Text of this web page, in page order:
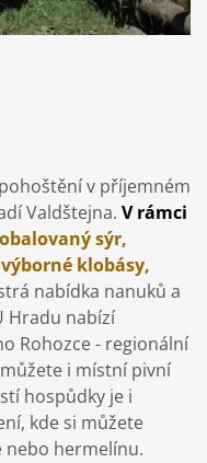
v příjemném
Valdštejna. V rámci
sýr,
klobásy,
nabídka nanuků a
Hradu nabízí
Rohozce - regionální
i místní pivní
hospůdky je i
kde si můžete
nebo hermelínu.